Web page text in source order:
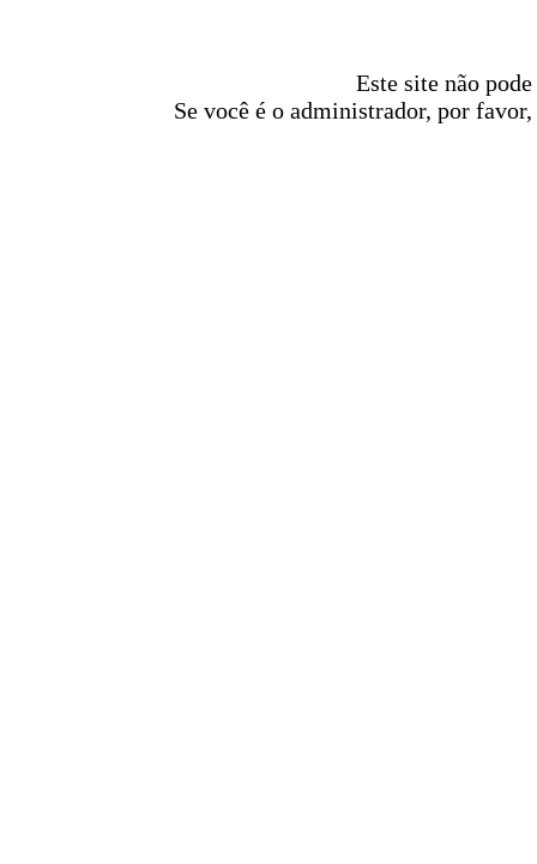
Este site não
Se você é o administrador, por